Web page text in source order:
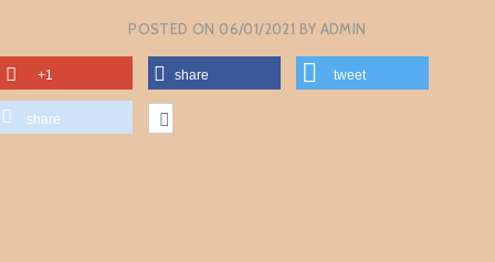
POSTED ON 06/01/2021 BY ADMIN
+1 share tweet
share